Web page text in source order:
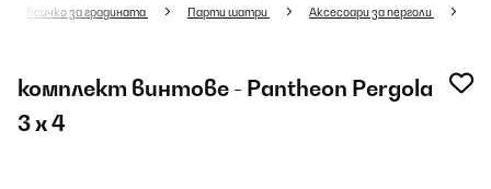
Всичко за градината Парти шатри Аксесоари за перголи
комплект винтове - Pantheon Pergola
3 x 4